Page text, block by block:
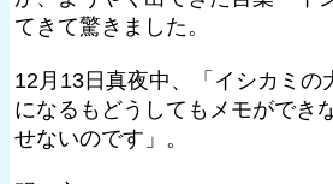
てきて驚きました。
12月13日真夜中、「イシカミの
になるもどうしてもメモができ
せないのです」。